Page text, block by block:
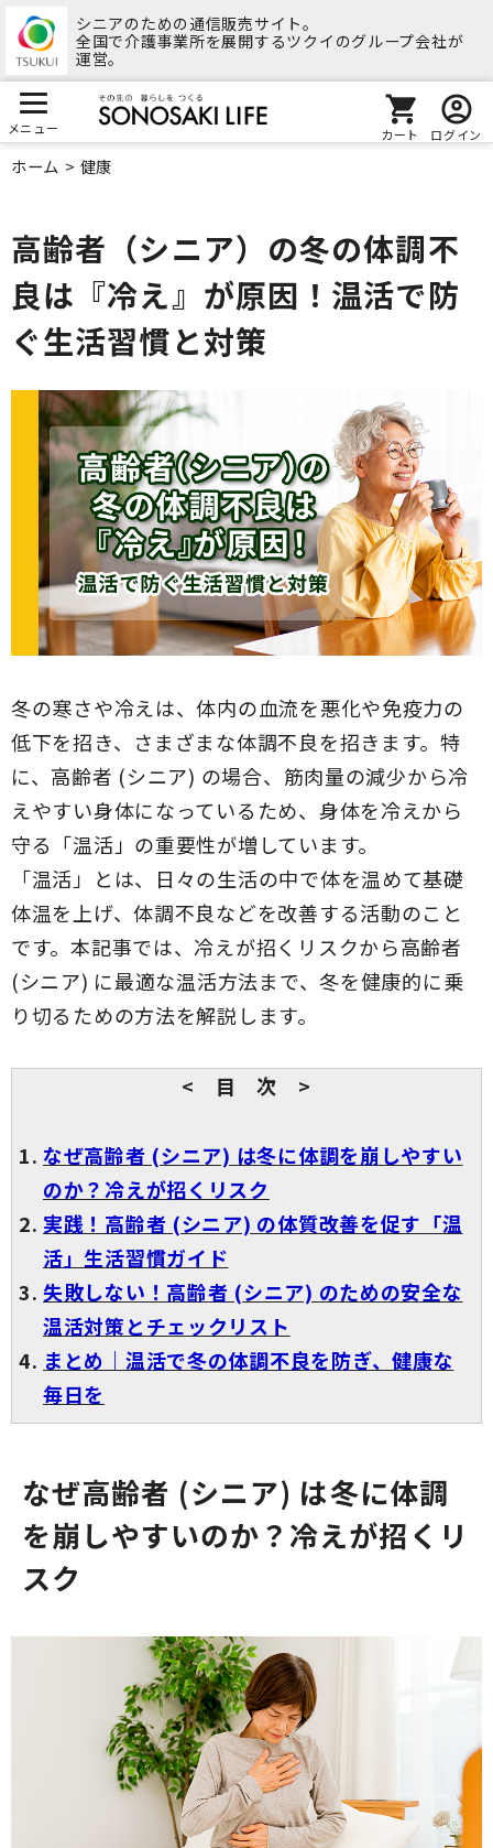
シニアのための通信販売サイト。
全国で介護事業所を展開するツクイのグループ会社が
運営。
メニュー カート ログイン
ホーム > 健康
高齢者（シニア）の冬の体調不
良は『冷え』が原因！温活で防
ぐ生活習慣と対策
冬の寒さや冷えは、体内の血流を悪化や免疫力の
低下を招き、さまざまな体調不良を招きます。特
に、高齢者 (シニア) の場合、筋肉量の減少から冷
えやすい身体になっているため、身体を冷えから
守る「温活」の重要性が増しています。
「温活」とは、日々の生活の中で体を温めて基礎
体温を上げ、体調不良などを改善する活動のこと
です。本記事では、冷えが招くリスクから高齢者
(シニア) に最適な温活方法まで、冬を健康的に乗
り切るための方法を解説します。
< 目 次 >
なぜ高齢者 (シニア) は冬に体調を崩しやすい
のか？冷えが招くリスク
実践！高齢者 (シニア) の体質改善を促す「温
活」生活習慣ガイド
失敗しない！高齢者 (シニア) のための安全な
温活対策とチェックリスト
まとめ｜温活で冬の体調不良を防ぎ、健康な
毎日を
なぜ高齢者 (シニア) は冬に体調
を崩しやすいのか？冷えが招くリ
スク